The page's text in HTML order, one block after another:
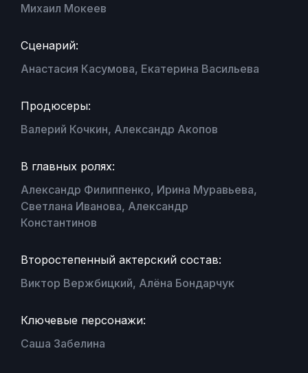
Михаил Мокеев
Сценарий:
Анастасия Касумова, Екатерина Васильева
Продюсеры:
Валерий Кочкин, Александр Акопов
В главных ролях:
Александр Филиппенко, Ирина Муравьева,
Светлана Иванова, Александр
Константинов
Второстепенный актерский состав:
Виктор Вержбицкий, Алёна Бондарчук
Ключевые персонажи:
Саша Забелина